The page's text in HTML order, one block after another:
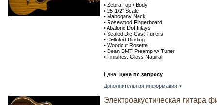
• Zebra Top / Body
• 25-1/2" Scale
• Mahogany Neck
• Rosewood Fingerboard
• Abalone Dot Inlays
• Sealed Die Cast Tuners
• Celluloid Binding
• Woodcut Rosette
• Dean DMT Preamp w/ Tuner
• Finishes: Gloss Natural
Цена: цена по запросу
Дополнительная информация >
Электроакустическая гитара